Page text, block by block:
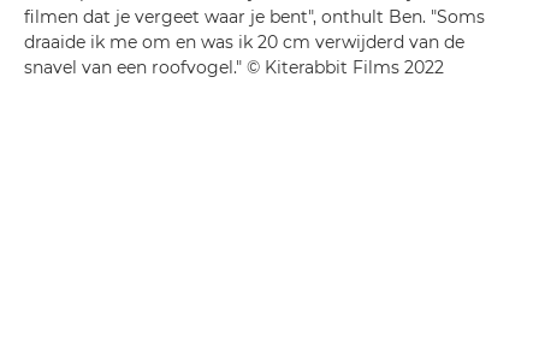
filmen dat je vergeet waar je bent", onthult Ben. "Soms
draaide ik me om en was ik 20 cm verwijderd van de
snavel van een roofvogel." © Kiterabbit Films 2022